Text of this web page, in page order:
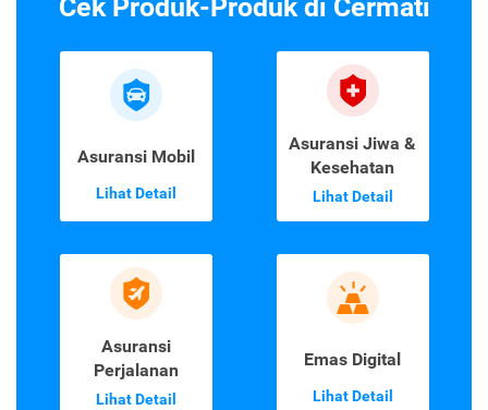
Cek Produk-Produk di Cermati
Asuransi Mobil
Lihat Detail
Asuransi Jiwa &
Kesehatan
Lihat Detail
Asuransi
Perjalanan
Lihat Detail
Emas Digital
Lihat Detail